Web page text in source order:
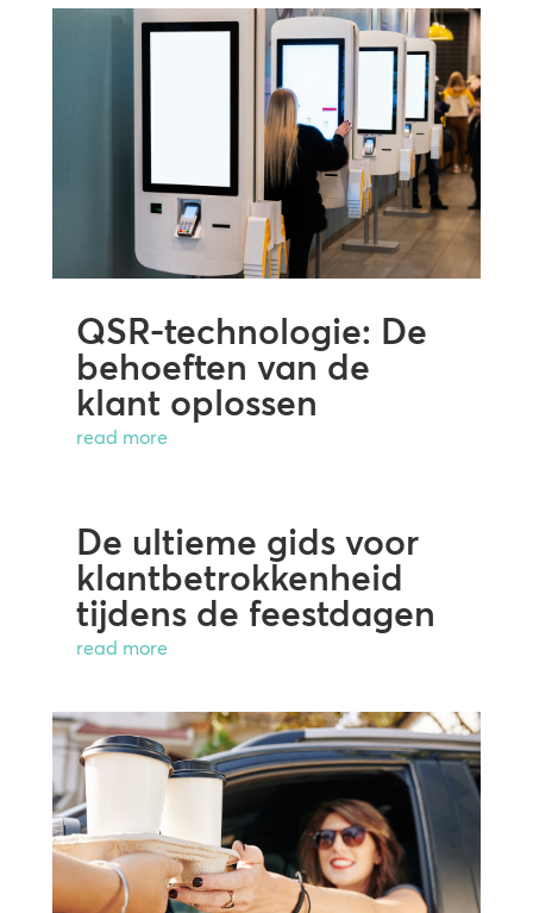
QSR-technologie: De
behoeften van de
klant oplossen
read more
De ultieme gids voor
klantbetrokkenheid
tijdens de feestdagen
read more